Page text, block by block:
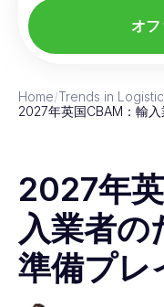
オフ
Home/Trends in Logistic
2027年英国CBAM：輸
2027年
入業者
準備プレ